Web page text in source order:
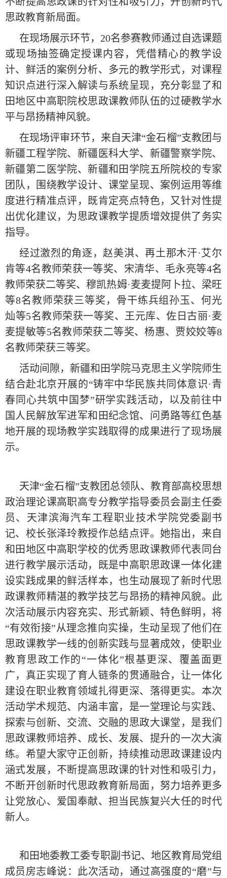
思政教育新局面。
在现场展示环节，20名参赛教师通过自选课题
或现场抽签确定授课内容，凭借精心的教学设
计、鲜活的案例分析、多元的教学形式，对课程
知识点进行深入解读与系统呈现，充分彰显了和
田地区中高职院校思政课教师队伍的过硬教学水
平与昂扬精神风貌。
在现场评审环节，来自天津“金石榴”支教团与
新疆工程学院、新疆医科大学、新疆警察学院、
新疆第二医学院、新疆和田学院五所院校的专家
团队，围绕教学设计、课堂呈现、案例运用等维
度进行精准点评，既肯定亮点特色，又针对性提
出优化建议，为思政课教学提质增效提供了务实
指导。
经过激烈的角逐，赵美淇、再土那木汗·艾尔
肯等4名教师荣获一等奖、宋清华、毛永亮等4名
教师荣获二等奖、穆凯热姆·麦麦提阿卜拉、梁旺
等8名教师荣获三等奖，骨干练兵组孙玉、何光
灿等5名教师荣获一等奖、王元库、佐日古丽·麦
麦提敏等5名教师荣获二等奖、杨惠、贾姣姣等8
名教师荣获三等奖。
活动间隙，新疆和田学院马克思主义学院师生
结合赴北京开展的“铸牢中华民族共同体意识·青
春同心共筑中国梦”研学实践活动，以及前往中
国人民解放军进军和田纪念馆、问勇路等红色基
地开展的现场教学实践取得的成果进行了现场展
示。
天津“金石榴”支教团总领队、教育部高校思想
政治理论课高职高专分教学指导委员会副主任委
员、天津滨海汽车工程职业技术学院党委副书
记、校长张泽玲教授作总结点评。她指出，来自
和田地区中高职学校的优秀思政课教师代表同台
进行教学展示活动，既是中高职思政课一体化建
设实践成果的鲜活样本，也生动展现了新时代思
政课教师精湛的教学技艺与昂扬的精神风貌。此
次活动展示内容充实、形式新颖、特色鲜明，将
“有效衔接”从理念推向实操，生动呈现了他们在
思政课教学一线的创新实践与显著成效，使职业
教育思政工作的“一体化”根基更深、覆盖面更
广，真正实现了育人链条的贯通融合，让一体化
建设在职业教育领域扎得更深、落得更实。本次
活动学术规范、内涵丰富，是一堂理论与实践、
探索与创新、交流、交融的思政大课堂，是我们
思政课教师培养、成长、发展、提升的一次大演
练。希望大家守正创新，持续推动思政课建设内
涵式发展，不断提高思政课的针对性和吸引力，
不断开创新时代思政教育新局面，努力培养更多
让党放心、爱国奉献、担当民族复兴大任的时代
新人。
和田地委教工委专职副书记、地区教育局党组
成员房志峰说：此次活动，通过高强度的“磨”与